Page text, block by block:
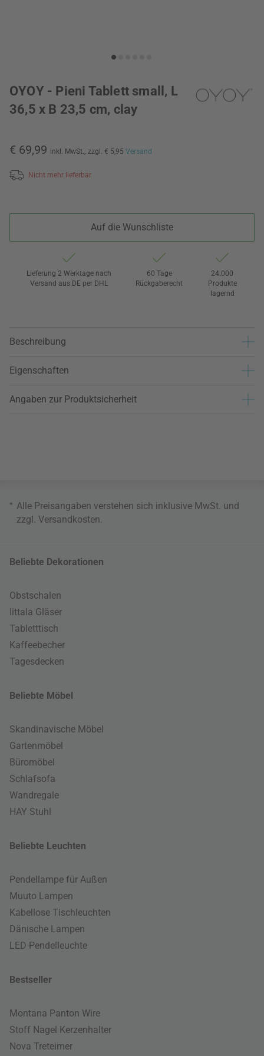
OYOY - Pieni Tablett small, L
36,5 x B 23,5 cm, clay
€ 69,99 inkl. MwSt., zzgl. € 5,95 Versand
Nicht mehr lieferbar
Auf die Wunschliste
Lieferung 2 Werktage nach
Versand aus DE per DHL
60 Tage
Rückgaberecht
24.000
Produkte
lagernd
Beschreibung
Eigenschaften
Angaben zur Produktsicherheit
* Alle Preisangaben verstehen sich inklusive MwSt. und
zzgl. Versandkosten
Beliebte Dekorationen
Obstschalen
Iittala Gläser
Tabletttisch
Kaffeebecher
Tagesdecken
Beliebte Möbel
Skandinavische Möbel
Gartenmöbel
Büromöbel
Schlafsofa
Wandregale
HAY Stuhl
Beliebte Leuchten
Pendellampe für Außen
Muuto Lampen
Kabellose Tischleuchten
Dänische Lampen
LED Pendelleuchte
Bestseller
Montana Panton Wire
Stoff Nagel Kerzenhalter
Nova Treteimer